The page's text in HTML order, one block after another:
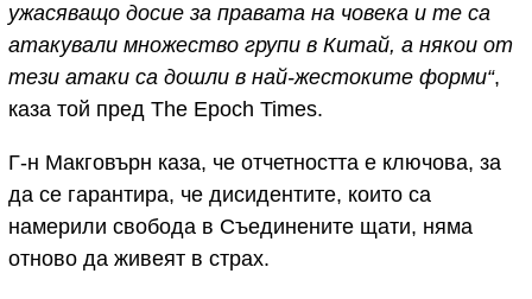
ужасяващо досие за правата на човека и те са
атакували множество групи в Китай, а някои от
тези атаки са дошли в най-жестоките форми“,
каза той пред The Epoch Times.
Г-н Макговърн каза, че отчетността е ключова, за
да се гарантира, че дисидентите, които са
намерили свобода в Съединените щати, няма
отново да живеят в страх.